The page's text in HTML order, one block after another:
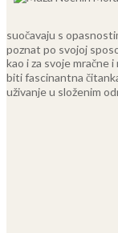
suočavaju s
poznat po svojoj
kao i za svoje mračne
biti fascinantna
uživanje u složenim